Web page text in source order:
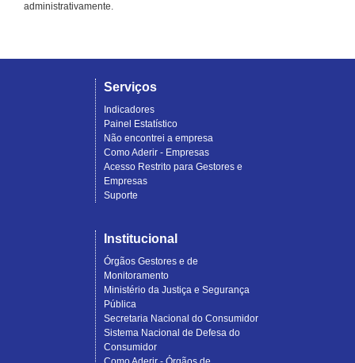
administrativamente.
Serviços
Indicadores
Painel Estatístico
Não encontrei a empresa
Como Aderir - Empresas
Acesso Restrito para Gestores e
Empresas
Suporte
Institucional
Órgãos Gestores e de
Monitoramento
Ministério da Justiça e Segurança
Pública
Secretaria Nacional do Consumidor
Sistema Nacional de Defesa do
Consumidor